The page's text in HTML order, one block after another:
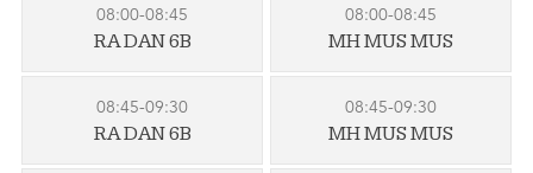
08:00-08:45
RA DAN 6B
08:45-09:30
RA DAN 6B
08:00-08:45
MH MUS MUS
08:45-09:30
MH MUS MUS